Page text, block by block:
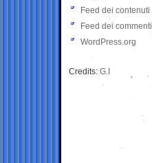
Feed dei contenuti
Feed dei commenti
WordPress.org
Credits: G.I